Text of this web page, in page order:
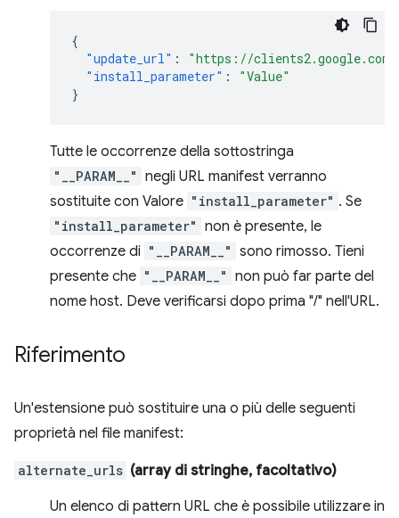
{
"update_url" :
"https://
"install_parameter" :
"Value"
}
Tutte le occorrenze della sottostringa
"__PARAM__" negli URL manifest verranno
sostituite con Valore "install_parameter" . Se
"install_parameter" non è presente, le
occorrenze di "__PARAM__" sono rimosso. Tieni
presente che "__PARAM__" non può far parte del
nome host. Deve verificarsi dopo prima "/" nell'URL.
Riferimento
Un'estensione può sostituire una o più delle seguenti
proprietà nel file manifest:
alternate_urls (array di stringhe, facoltativo)
Un elenco di pattern URL che è possibile utilizzare in